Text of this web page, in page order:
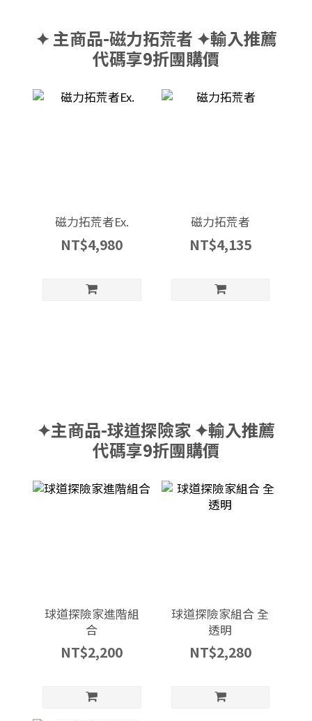
✦ 主商品-磁力拓荒者 ✦輸入推薦
代碼享9折團購價
磁力拓荒者Ex.
NT$4,980
磁力拓荒者
NT$4,135
✦主商品-球道探險家 ✦輸入推薦
代碼享9折團購價
球道探險家進階組
合
NT$2,200
球道探險家組合 全
透明
NT$2,280